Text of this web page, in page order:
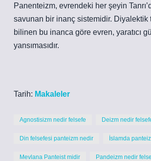
Panenteizm, evrendeki her şeyin
savunan bir inanç sistemidir. Diyalektik
bilinen bu inanca göre evren, yaratıcı
yansımasıdır.
Tarih: Makaleler
Agnostisizm nedir felsefe Deizm nedir
Din felsefesi panteizm nedir İslamda
Mevlana Panteist midir Pandeizm nedir